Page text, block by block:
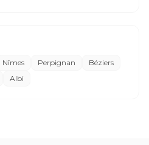
Nîmes Perpignan
Béziers
Albi